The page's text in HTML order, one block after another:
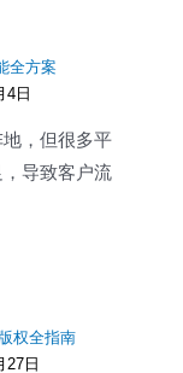
全方案
4日
，但很多平
导致客户流
权全指南
27日